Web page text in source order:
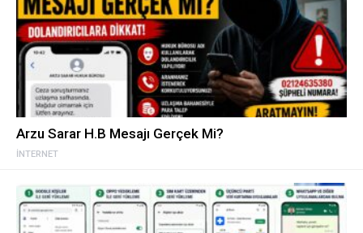
İNTERNET
Arzu Sarar H.B Mesajı Gerçek Mi?